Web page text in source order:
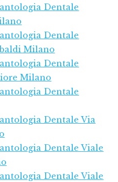
Dentale
Dentale
Milano
Dentale
Milano
Dentale
Dentale Via
Dentale Viale
Dentale Viale